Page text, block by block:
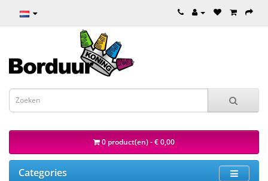
0 product(en) - € 0,00
Categories